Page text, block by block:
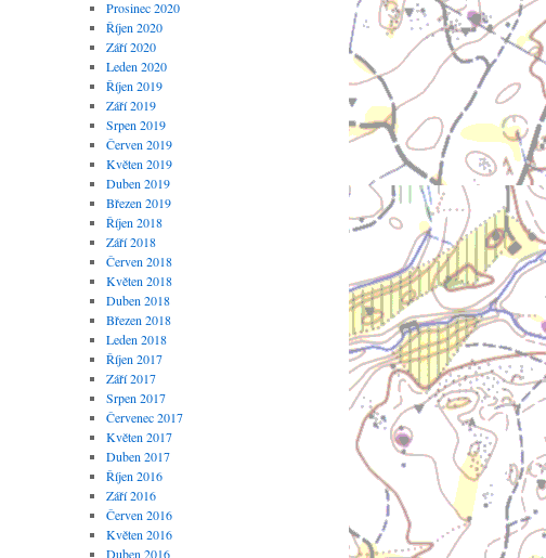
Prosinec 2020
Říjen 2020
Září 2020
Leden 2020
Říjen 2019
Září 2019
Srpen 2019
Červen 2019
Květen 2019
Duben 2019
Březen 2019
Říjen 2018
Září 2018
Červen 2018
Květen 2018
Duben 2018
Březen 2018
Leden 2018
Říjen 2017
Září 2017
Srpen 2017
Červenec 2017
Květen 2017
Duben 2017
Říjen 2016
Září 2016
Červen 2016
Květen 2016
Duben 2016